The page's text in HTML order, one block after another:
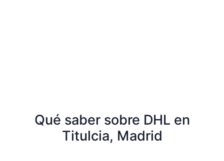
Qué saber sobre DHL en
Titulcia, Madrid